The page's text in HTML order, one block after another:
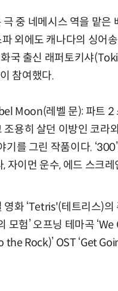
극 중 네메시스 역을 맡
외에도 캐나다의 싱어
국 출신 래퍼토키샤
참여했다.
Moon(레벨 문): 파트
용히 살던 이방인 코라
를 그린 작품이다.
자이먼 운수, 에드 스크
화 ‘Tetris'(테트리스)
모험’ 오프닝 테마곡
Rock)’ OST ‘Get